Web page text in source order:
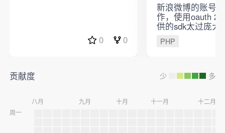
0 0
新浪微博的账号
作，使用oauth
供的sdk太过庞大
己简化的，提供
登录、获取个人
自行添加。
PHP
贡献度 少 多
周一
八月 九月 十月 十一月 十二月